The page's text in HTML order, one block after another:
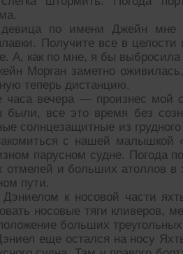
по имени Джейн
Получите все в
А, как по мне, я бы
Морган заметно
теперь дистанцию.
вечера — произнес мой
были, все это время без
солнцезащитные из
с нашей малышкой
парусном судне. Погода
отмелей и больших атоллов
пути.
к носовой части
носовые тяги кливеров,
больших
еще остался на носу